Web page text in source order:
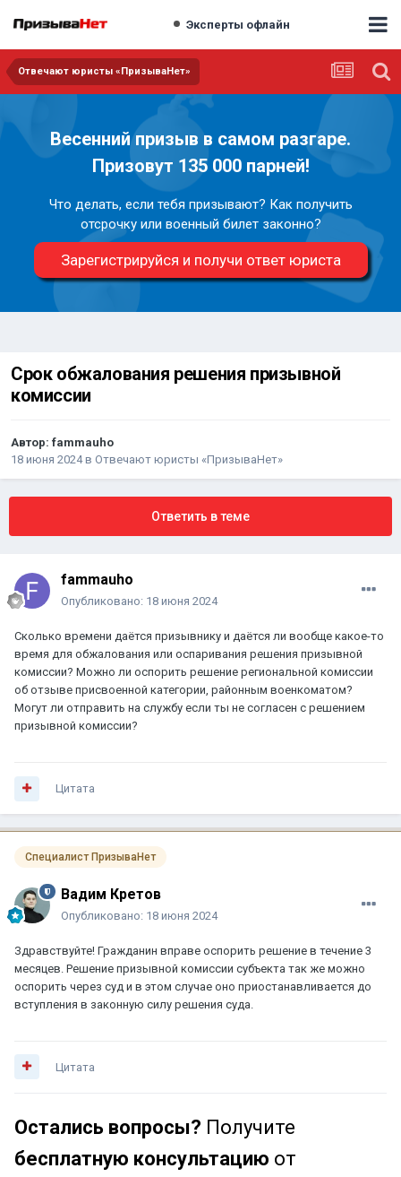
Эксперты офлайн
Отвечают юристы «ПризываНет»
Весенний призыв в самом разгаре.
Призовут 135 000 парней!
Что делать, если тебя призывают? Как получить
отсрочку или военный билет законно?
Зарегистрируйся и получи ответ юриста
Срок обжалования решения призывной
комиссии
Автор: fammauho
18 июня 2024в Отвечают юристы «ПризываНет»
Ответить в теме
fammauho
Опубликовано: 18 июня 2024
Сколько времени даётся призывнику и даётся ли вообще какое-то
время для обжалования или оспаривания решения призывной
комиссии? Можно ли оспорить решение региональной комиссии
об отзыве присвоенной категории, районным военкоматом?
Могут ли отправить на службу если ты не согласен с решением
призывной комиссии?
Цитата
Специалист ПризываНет
Вадим Кретов
Опубликовано: 18 июня 2024
Здравствуйте! Гражданин вправе оспорить решение в течение 3
месяцев. Решение призывной комиссии субъекта так же можно
оспорить через суд и в этом случае оно приостанавливается до
вступления в законную силу решения суда.
Цитата
Остались вопросы? Получите
бесплатную консультацию от